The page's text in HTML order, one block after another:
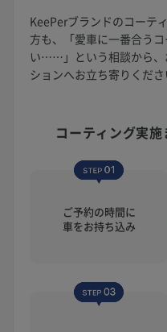
KeePerブランドのコーテ
方も、「愛車に一番合う
い……」という相談から、
ションへお立ち寄りくださ
コーティング実施
ご予約の時間に
車をお持ち込み